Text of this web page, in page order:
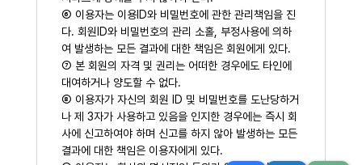
⑥ 이용자는 이용ID와 비밀번호에 관한 관리책임을 진
다. 회원ID와 비밀번호의 관리 소홀, 부정사용에 의하
여 발생하는 모든 결과에 대한 책임은 회원에게 있다.
⑦ 본 회원의 자격 및 권리는 어떠한 경우에도 타인에
대여하거나 양도할 수 없다.
⑧ 이용자가 자신의 회원 ID 및 비밀번호를 도난당하거
나 제 3자가 사용하고 있음을 인지한 경우에는 즉시 회
사에 신고하여야 하며 신고를 하지 않아 발생하는 모든
결과에 대한 책임은 이용자에게 있다.